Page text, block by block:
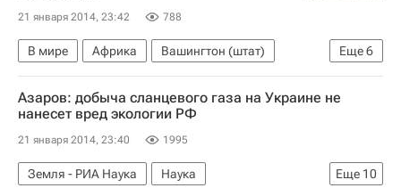
21 января 2014, 23:42 788
Еще6
В мире Африка
Вашингтон (штат)
США
Америка
Весь мир
Северная Америка
Джей Карни
Барак Обама
Азаров: добыча сланцевого газа на Украине не
нанесет вред экологии РФ
21 января 2014, 23:40 1995
Еще 10
Земля - РИА Наука
Наука